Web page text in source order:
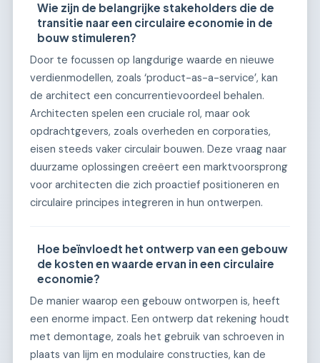
Wie zijn de belangrijke stakeholders die de
transitie naar een circulaire economie in de
bouw stimuleren?
Door te focussen op langdurige waarde en nieuwe
verdienmodellen, zoals ‘product-as-a-service’, kan
de architect een concurrentievoordeel behalen.
Architecten spelen een cruciale rol, maar ook
opdrachtgevers, zoals overheden en corporaties,
eisen steeds vaker circulair bouwen. Deze vraag naar
duurzame oplossingen creëert een marktvoorsprong
voor architecten die zich proactief positioneren en
circulaire principes integreren in hun ontwerpen.
Hoe beïnvloedt het ontwerp van een gebouw
de kosten en waarde ervan in een circulaire
economie?
De manier waarop een gebouw ontworpen is, heeft
een enorme impact. Een ontwerp dat rekening houdt
met demontage, zoals het gebruik van schroeven in
plaats van lijm en modulaire constructies, kan de